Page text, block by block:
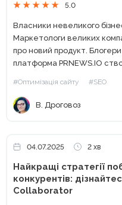
5.0
Власники невеликого
Маркетологи великих
про новий продукт.
платформа PRNEWS.IO
#Оптимізація сайту #SEO
В. Дроговоз
04.07.2025 2 хв
Найкращі стратегії
конкурентів:
Collaborator